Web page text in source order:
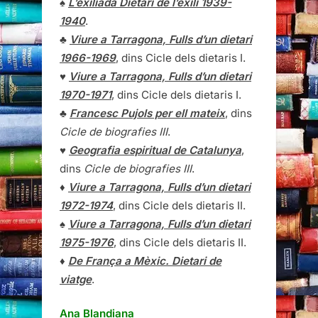
1940.
♣ Viure a Tarragona, Fulls d’un dietari
1966-1969, dins Cicle dels dietaris I.
♥ Viure a Tarragona, Fulls d’un dietari
1970-1971, dins Cicle dels dietaris I.
♣ Francesc Pujols per ell mateix, dins
Cicle de biografies III.
♥ Geografia espiritual de Catalunya,
dins Cicle de biografies III.
♦ Viure a Tarragona, Fulls d’un dietari
1972-1974, dins Cicle dels dietaris II.
♠ Viure a Tarragona, Fulls d’un dietari
1975-1976, dins Cicle dels dietaris II.
♦ De França a Mèxic. Dietari de
viatge.
Ana Blandiana